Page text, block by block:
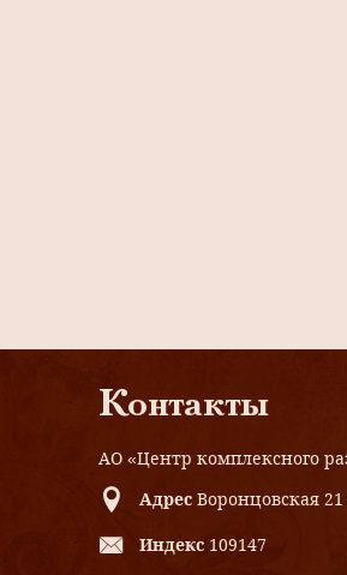
Контакты
АО «Центр комплексного
Адрес Воронцовская 21
Индекс 109147